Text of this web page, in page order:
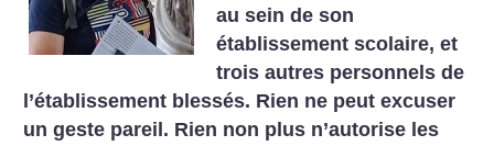
au sein de son
établissement scolaire, et
trois autres personnels de
l’établissement blessés. Rien ne peut excuser
un geste pareil. Rien non plus n’autorise les